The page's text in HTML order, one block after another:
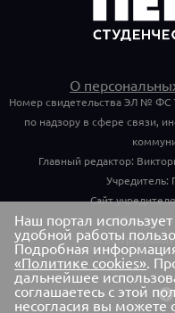
О
Номер свидетельства ЭЛ № ФС
по надзору в сфере связи,
Главный редактор:
Учредитель:
Сайт
Обращения
Наш портал
удобной работы
Подробная
«Политике cookies».
дальнейшее
соглашаетесь с этой
несогласия вы можете